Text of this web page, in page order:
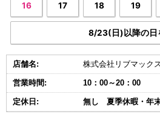
16 17 18 19
8/23(日)以降の日
店舗名: 株式会社リブマック
営業時間: 10：00～20：00
定休日: 無し 夏季休暇・年